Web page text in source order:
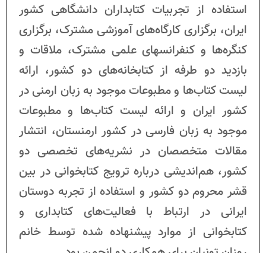
استفاده از تجربیات کتابداران دانشگاهی کشور
ایران، برگزاری کارگاه‌های آموزشی مشترک، برگزاری
کنگره‌ها و کنفرانس‎های علمی مشترک، ملاقات و
بازدید دو طرفه از کتابخانه‌های دو کشور، ارائه
لیست کتاب‌ها و مطبوعات موجود به زبان ارمنی در
کشور ایران و ارائه لیست کتاب‌ها و مطبوعات
موجود به زبان فارسی در کشور ارمنستان، انتشار
مقالات متخصصان در نشریه‌های تخصصی دو
کشور، هم‌اندیشی درباره ترویج کتابخوانی در بین
قشر محروم دو کشور و استفاده از تجربه دوستان
ایرانی در ارتباط با فعالیت‌های کتابداری و
کتابخوانی از موارد پیشنهاده شده توسط خانم